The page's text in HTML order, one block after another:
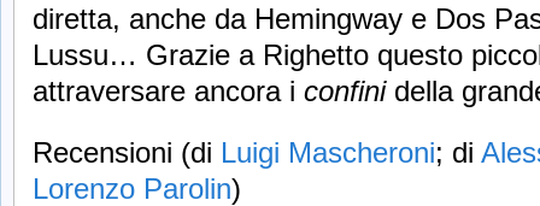
diretta, anche da Hemingway e Dos
Lussu… Grazie a Righetto questo
attraversare ancora i confinidella
Recensioni (di Luigi Mascheroni; di
Lorenzo Parolin)